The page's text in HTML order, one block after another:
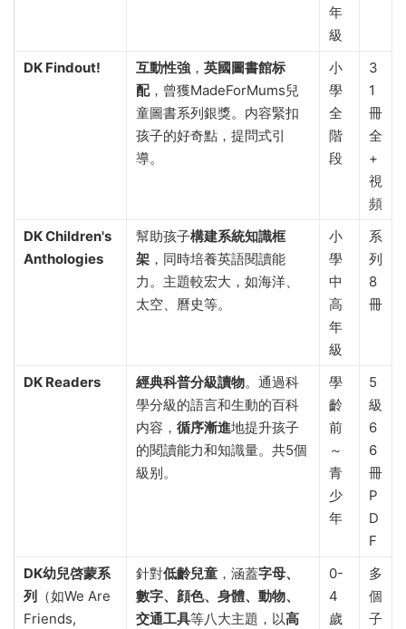
年
級
DK Findout! 互動性強 ， 英國圖書館标
配，曾獲MadeForMums兒
童圖書系列銀獎。内容緊扣
孩子的好奇點，提問式引
導。
小
學
全
階
段
3
1
冊
全
+
視
頻
DK Children's
Anthologies
幫助孩子構建系統知識框
架 ，同時培養英語閱讀能
力。主題較宏大，如海洋、
太空、曆史等。
小
學
中
高
年
級
系
列
8
冊
DK Readers 經典科普分級讀物。通過科
學分級的語言和生動的百科
内容， 循序漸進地提升孩子
的閱讀能力和知識量。共5個
級别。
學
齡
前
～
青
少
年
5
級
6
6
冊
P
D
F
DK幼兒啓蒙系
列
（如We Are
Friends,
針對低齡兒童 ，涵蓋字母、
數字、顔色、身體、動物、
交通工具等八大主題，以高
0-
4
歲
多
個
子